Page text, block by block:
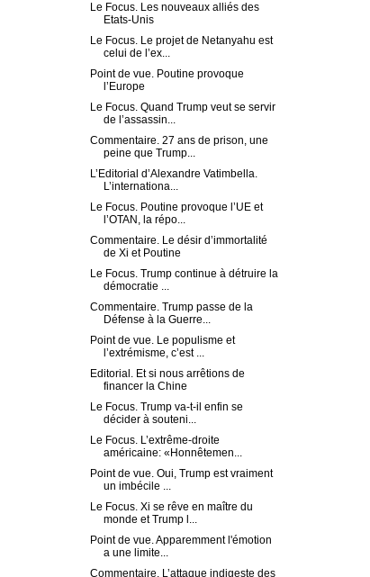
Le Focus. Les nouveaux alliés des
Etats-Unis
Le Focus. Le projet de Netanyahu est
celui de l’ex...
Point de vue. Poutine provoque
l’Europe
Le Focus. Quand Trump veut se servir
de l’assassin...
Commentaire. 27 ans de prison, une
peine que Trump...
L’Editorial d’Alexandre Vatimbella.
L’internationa...
Le Focus. Poutine provoque l’UE et
l’OTAN, la répo...
Commentaire. Le désir d’immortalité
de Xi et Poutine
Le Focus. Trump continue à détruire la
démocratie ...
Commentaire. Trump passe de la
Défense à la Guerre...
Point de vue. Le populisme et
l’extrémisme, c’est ...
Editorial. Et si nous arrêtions de
financer la Chine
Le Focus. Trump va-t-il enfin se
décider à souteni...
Le Focus. L’extrême-droite
américaine: «Honnêtemen...
Point de vue. Oui, Trump est vraiment
un imbécile ...
Le Focus. Xi se rêve en maître du
monde et Trump l...
Point de vue. Apparemment l'émotion
a une limite...
Commentaire. L’attaque indigeste des